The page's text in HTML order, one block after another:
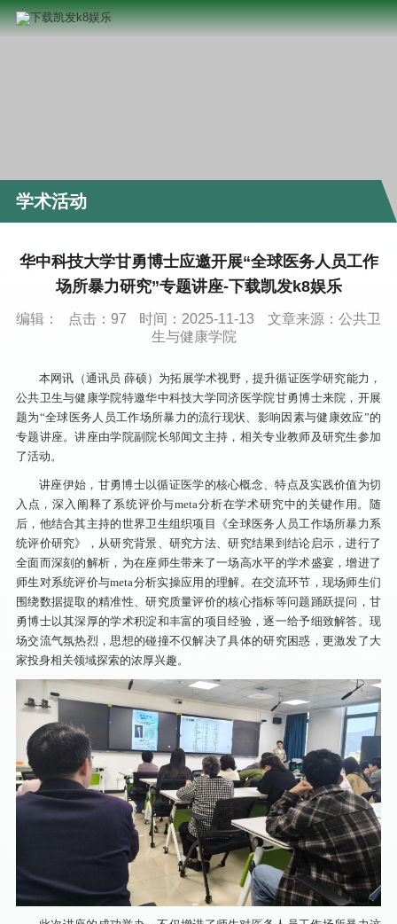
学术活动
华中科技大学甘勇博士应邀开展“全球医务人员工作
场所暴力研究”专题讲座-下载凯发k8娱乐
编辑： 点击： 97 时间：2025-11-13
文章来源：公共卫
生与健康学院
本网讯（通讯员 薛硕）为拓展学术视野，提升循证医学研究能力，
公共卫生与健康学院特邀华中科技大学同济医学院甘勇博士来院，开展
题为“全球医务人员工作场所暴力的流行现状、影响因素与健康效应”的
专题讲座。讲座由学院副院长邬闻文主持，相关专业教师及研究生参加
了活动。
讲座伊始，甘勇博士以循证医学的核心概念、特点及实践价值为切
入点，深入阐释了系统评价与meta分析在学术研究中的关键作用。随
后，他结合其主持的世界卫生组织项目《全球医务人员工作场所暴力系
统评价研究》，从研究背景、研究方法、研究结果到结论启示，进行了
全面而深刻的解析，为在座师生带来了一场高水平的学术盛宴，增进了
师生对系统评价与meta分析实操应用的理解。在交流环节，现场师生们
围绕数据提取的精准性、研究质量评价的核心指标等问题踊跃提问，甘
勇博士以其深厚的学术积淀和丰富的项目经验，逐一给予细致解答。现
场交流气氛热烈，思想的碰撞不仅解决了具体的研究困惑，更激发了大
家投身相关领域探索的浓厚兴趣。